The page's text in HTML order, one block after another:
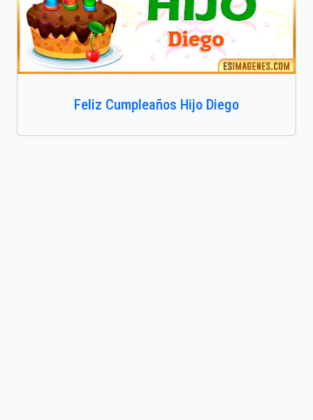
Feliz Cumpleaños Hijo Diego